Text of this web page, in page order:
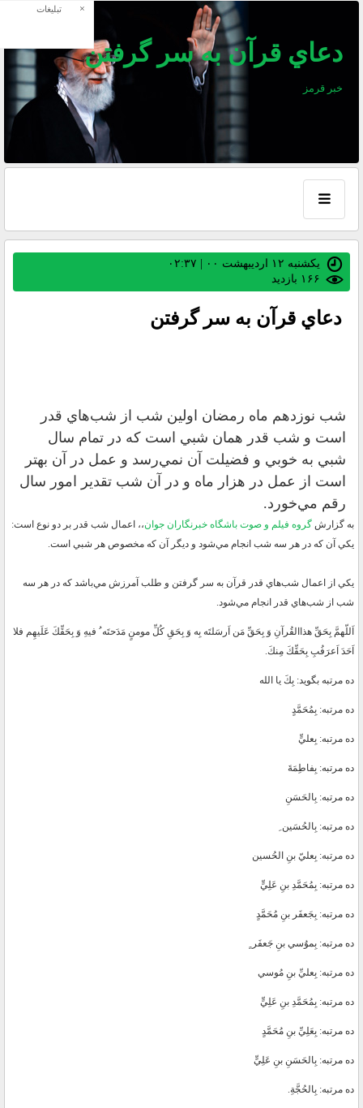
دعاي قرآن به سر گرفتن
خبر قرمز
یکشنبه ۱۲ اردیبهشت ۰۰ | ۰۲:۳۷
دعاي قرآن به سر گرفتن
شب نوزدهم ماه رمضان اولين شب از شب‌هاي قدر
است و شب قدر همان شبي است كه در تمام سال
شبي به خوبي و فضيلت آن نمي‌رسد و عمل در آن بهتر
است از عمل در هزار ماه و در آن شب تقدير امور سال
رقم مي‌خورد.
به گزارش گروه فيلم و صوت باشگاه خبرنگاران جوان،، اعمال شب قدر بر دو نوع است:
يكي آن كه در هر سه شب انجام مي‌شود و ديگر آن كه مخصوص هر شبي است.
يكي از اعمال شب‌هاي قدر قرآن به سر گرفتن و طلب آمرزش مي‌باشد كه در هر سه
شب از شب‌هاي قدر انجام مي‌شود.
اَللّهمَّ بِحَقِّ هذاالقُرآنِ وَ بِحَقِّ مَن اَرسَلتَه بِه وَ بِحَقِ كُلِّ مومنٍ مَدَحتَه ُ فيهِ وَ بِحَقِّكَ عَلَيهِم فلا
اَحَدَ اَعرَفُبِ بِحَقِّكَ مِنكَ.
ده مرتبه بگويد: بِكَ يا الله
ده مرتبه: بِمُحَمَّدٍ
ده مرتبه: بِعليٍّ
ده مرتبه: بِفاطِمَةَ
ده مرتبه: بِالحَسَنِ
ده مرتبه: بِالحُسَين ِ
ده مرتبه: بِعليّ بنِ الحُسين
ده مرتبه: بِمُحَمَّدِ بنِ عَلِيٍّ
ده مرتبه: بِجَعفَر بنِ مُحَمَّدٍ
ده مرتبه: بِموُسي بنِ جَعفَر ٍ
ده مرتبه: بِعليِّ بنِ مُوسي
ده مرتبه: بِمُحَمَّدِ بنِ عَلِيٍّ
ده مرتبه: بِعَلِيِّ بنِ مُحَمَّدٍ
ده مرتبه: بِالحَسَنِ بنِ عَلِيٍّ
ده مرتبه: بِالحُجَّةِ.
تبلیغات ×